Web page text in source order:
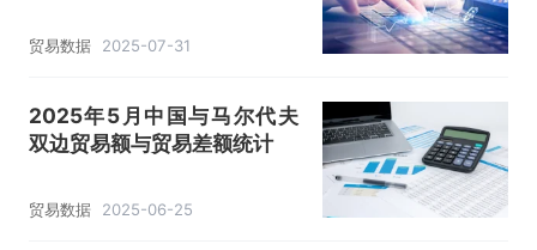
贸易数据 2025-07-31
2025年5月中国与马尔代夫
双边贸易额与贸易差额统计
贸易数据 2025-06-25